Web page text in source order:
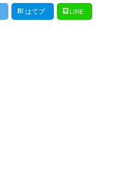
はてブ LINE